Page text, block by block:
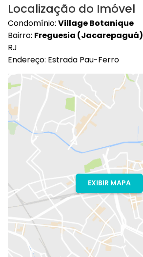
Localização do Imóvel
Condomínio: Village Botanique
Bairro: Freguesia (Jacarepaguá)
RJ
Endereço: Estrada Pau-Ferro
EXIBIR MAPA